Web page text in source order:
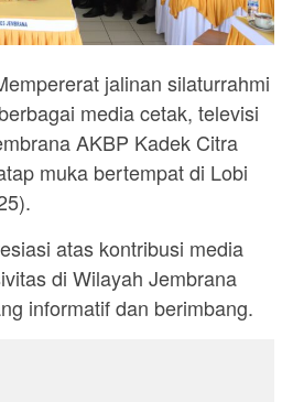
jalinan silaturrahmi
media cetak, televisi
AKBP Kadek Citra
muka bertempat di Lobi
atas kontribusi media
di Wilayah Jembrana
informatif dan berimbang.